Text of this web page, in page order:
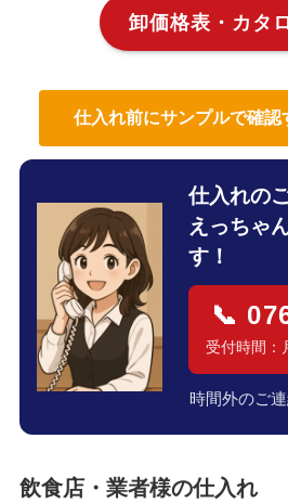
卸価格表・カタ
仕入れ前にサンプルで確認
仕入れの
えっちゃ
す！
📞
受付時間
時間外のご
飲食店・業者様の仕入れ